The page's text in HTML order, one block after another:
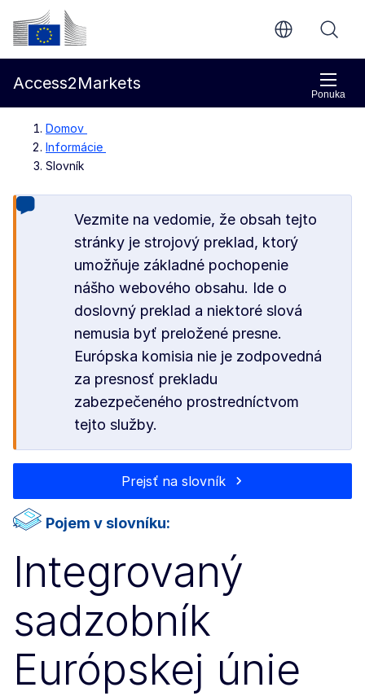
Prejsť na hlavný obsah
Európska komisia
Ponuka
Access2Markets
Domov
Informácie
Slovník
Vezmite na vedomie, že obsah tejto
stránky je strojový preklad, ktorý
umožňuje základné pochopenie
nášho webového obsahu. Ide o
doslovný preklad a niektoré slová
nemusia byť preložené presne.
Európska komisia nie je zodpovedná
za presnosť prekladu
zabezpečeného prostredníctvom
tejto služby.
Prejsť na slovník
Pojem v slovníku:
Integrovaný
sadzobník
Európskej únie